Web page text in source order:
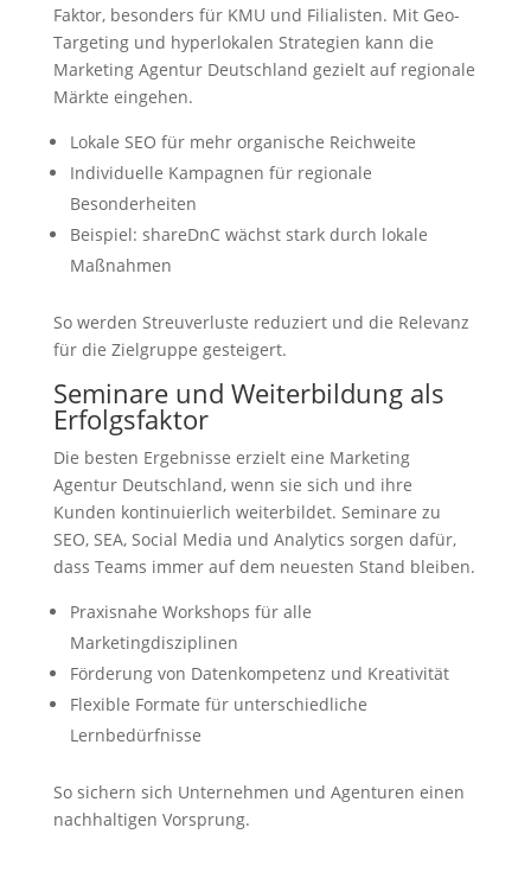
Faktor, besonders für KMU und Filialisten. Mit Geo-
Targeting und hyperlokalen Strategien kann die
Marketing Agentur Deutschland gezielt auf regionale
Märkte eingehen.
Lokale SEO für mehr organische Reichweite
Individuelle Kampagnen für regionale
Besonderheiten
Beispiel: shareDnC wächst stark durch lokale
Maßnahmen
So werden Streuverluste reduziert und die Relevanz
für die Zielgruppe gesteigert.
Seminare und Weiterbildung als
Erfolgsfaktor
Die besten Ergebnisse erzielt eine Marketing
Agentur Deutschland, wenn sie sich und ihre
Kunden kontinuierlich weiterbildet. Seminare zu
SEO, SEA, Social Media und Analytics sorgen dafür,
dass Teams immer auf dem neuesten Stand bleiben.
Praxisnahe Workshops für alle
Marketingdisziplinen
Förderung von Datenkompetenz und Kreativität
Flexible Formate für unterschiedliche
Lernbedürfnisse
So sichern sich Unternehmen und Agenturen einen
nachhaltigen Vorsprung.